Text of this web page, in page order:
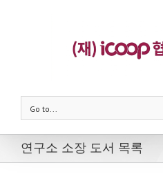
Go to...
연구소 소장 도서 목록